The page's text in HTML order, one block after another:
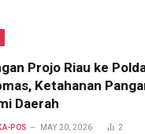
Projo Riau ke
Ketahanan
Daerah
POS MAY 20, 2026 2